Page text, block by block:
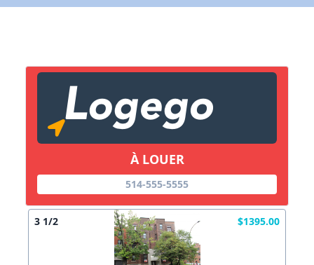
À LOUER
514-555-5555
3 1/2 $1395.00
Lien vers inscription (sera inclus dans courriel)
Copier lien
X Fermer
X Fermer